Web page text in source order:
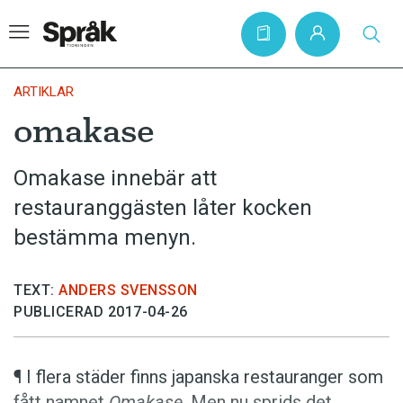
Hem
Artiklar
Krönikor
Språkfrågor
Bokrecensioner
Kviss
Podden
ARTIKLAR
omakase
Omakase innebär att
restauranggästen låter kocken
bestämma menyn.
TEXT: ANDERS SVENSSON
PUBLICERAD 2017-04-26
¶ I flera städer finns japanska restauranger som